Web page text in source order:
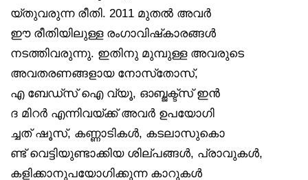
യ്തുവരുന്ന രീതി. 2011 മുതൽ അവർ
ഈ രീതിയിലുള്ള രംഗാവിഷ്‌കാരങ്ങൾ
നടത്തിവരുന്നു. ഇതിനു മുമ്പുള്ള അവരുടെ
അവതരണങ്ങളായ നോസ്‌തോസ്,
എ ബേഡ്‌സ് ഐ വ്യൂ, ഓബ്ജക്ട്‌സ് ഇൻ
ദ മിറർ എന്നിവയ്ക്ക് അവർ ഉപയോഗി
ച്ചത് ഷൂസ്, കണ്ണാടികൾ, കടലാസുകൊ
ണ്ട് വെട്ടിയുണ്ടാക്കിയ ശില്പങ്ങൾ, പ്രാവുകൾ,
കളിക്കാനുപയോഗിക്കുന്ന കാറുകൾ